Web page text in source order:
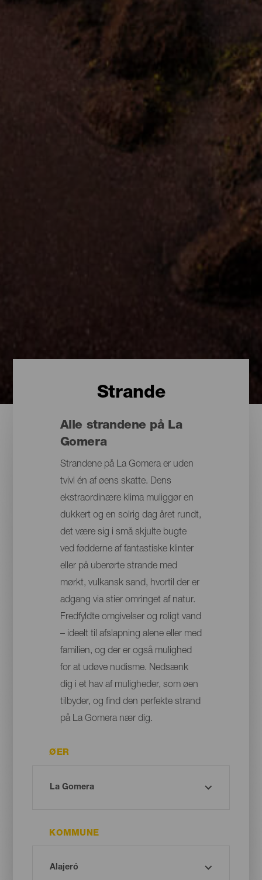
Strande
Alle strandene på La
Gomera
Strandene på La Gomera er uden
tvivl én af øens skatte. Dens
ekstraordinære klima muliggør en
dukkert og en solrig dag året rundt,
det være sig i små skjulte bugte
ved fødderne af fantastiske klinter
eller på uberørte strande med
mørkt, vulkansk sand, hvortil der er
adgang via stier omringet af natur.
Fredfyldte omgivelser og roligt vand
– ideelt til afslapning alene eller med
familien, og der er også mulighed
for at udøve nudisme. Nedsænk
dig i et hav af muligheder, som øen
tilbyder, og find den perfekte strand
på La Gomera nær dig.
ØER
KOMMUNE